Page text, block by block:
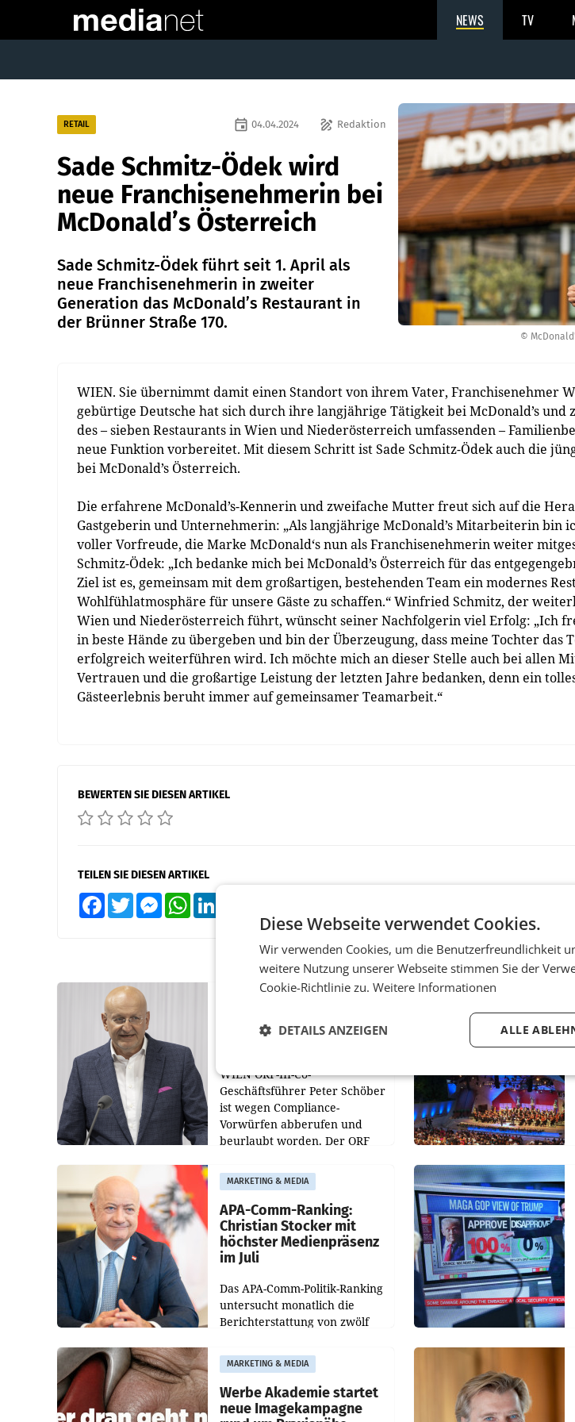
NEWS TV
©
RETAIL draw Redaktion
event 04.04.2024
Sade Schmitz-Ödek wird
neue Franchisenehmerin bei
McDonald’s Österreich
Sade Schmitz-Ödek führt seit 1. April als
neue Franchisenehmerin in zweiter
Generation das McDonald’s Restaurant in
der Brünner Straße 170.
WIEN. Sie übernimmt damit einen Standort von ihrem Vater, Franchisenehmer
gebürtige Deutsche hat sich durch ihre langjährige Tätigkeit bei McDonald’s
des – sieben Restaurants in Wien und Niederösterreich umfassenden –
neue Funktion vorbereitet. Mit diesem Schritt ist Sade Schmitz-Ödek auch die
bei McDonald’s Österreich.
Die erfahrene McDonald’s-Kennerin und zweifache Mutter freut sich auf die
Gastgeberin und Unternehmerin: „Als langjährige McDonald’s Mitarbeiterin bin
voller Vorfreude, die Marke McDonald‘s nun als Franchisenehmerin weiter
Schmitz-Ödek: „Ich bedanke mich bei McDonald’s Österreich für das
Ziel ist es, gemeinsam mit dem großartigen, bestehenden Team ein modernes
Wohlfühlatmosphäre für unsere Gäste zu schaffen.“ Winfried Schmitz, der
Wien und Niederösterreich führt, wünscht seiner Nachfolgerin viel Erfolg: „Ich
in beste Hände zu übergeben und bin der Überzeugung, dass meine Tochter das
erfolgreich weiterführen wird. Ich möchte mich an dieser Stelle auch bei allen
Vertrauen und die großartige Leistung der letzten Jahre bedanken, denn ein
Gästeerlebnis beruht immer auf gemeinsamer Teamarbeit.“
BEWERTEN SIE DIESEN ARTIKEL
TEILEN SIE DIESEN ARTIKEL
FacebookTwitter MessengerWhatsApp
ORF III: Peter Schöber
WIEN ORF-III-Co-
Geschäftsführer Peter Schöber
ist wegen Compliance-
Vorwürfen abberufen und
beurlaubt worden. Der ORF
entsprechende
Medienberichte.
MARKETING & MEDIA
APA-Comm-Ranking:
Christian Stocker mit
höchster Medienpräsenz
im Juli
Das APA-Comm-Politik-Ranking
untersucht monatlich die
Berichterstattung von zwölf
Tageszeitungen und analysiert,
welche Politikerinnen und
Politiker Österreichs die
MARKETING & MEDIA
Werbe Akademie startet
neue Imagekampagne
Diese Webseite verwendet Cookies.
Wir verwenden Cookies, um die Benutzerfreundlichkeit
weitere Nutzung unserer Webseite stimmen Sie der
Cookie-Richtlinie zu. Weitere Informationen
ALLE
DETAILS ANZEIGEN